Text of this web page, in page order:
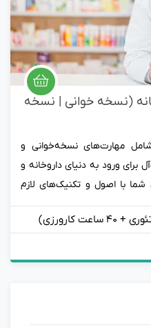
(نسخه خوانی | نسخه
مهارت‌های نسخه‌خوانی و
ورود به دنیای داروخانه و
با اصول و تکنیک‌های لازم
و تهیه داروها بر اساس
با بهره‌گیری از این آموزش‌ها،
فعالیت کنید و نقشی مهم در
این دوره بپیوندید و اولین
دهید؟